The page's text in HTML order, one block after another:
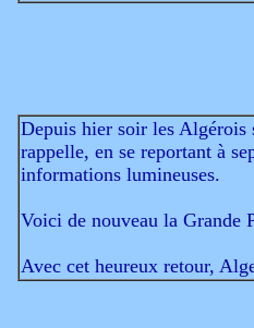
Depuis hier soir les Algérois
rappelle, en se reportant à
informations lumineuses.
Voici de nouveau la Grande
Avec cet heureux retour,